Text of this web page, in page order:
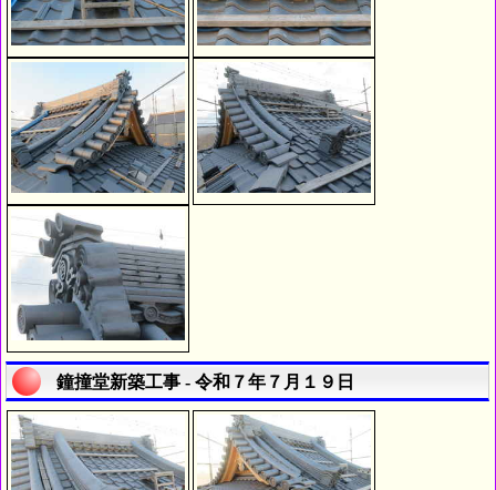
鐘撞堂新築工事 - 令和７年７月１９日